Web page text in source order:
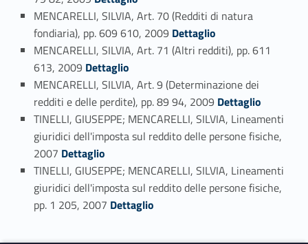
MENCARELLI, SILVIA, Art. 70 (Redditi di natura
fondiaria), pp. 609 610, 2009 Link identifier #identifier_person_173356-88
Dettaglio
MENCARELLI, SILVIA, Art. 71 (Altri redditi), pp. 611
613, 2009 Link identifier #identifier_person_167346-89
Dettaglio
MENCARELLI, SILVIA, Art. 9 (Determinazione dei
redditi e delle perdite), pp. 89 94, 2009 Link identifier #identifier_person_98732-90
Dettaglio
TINELLI, GIUSEPPE; MENCARELLI, SILVIA, Lineamenti
giuridici dell'imposta sul reddito delle persone fisiche,
2007 Link identifier #identifier_person_90205-91
Dettaglio
TINELLI, GIUSEPPE; MENCARELLI, SILVIA, Lineamenti
giuridici dell'imposta sul reddito delle persone fisiche,
pp. 1 205, 2007 Link identifier #identifier_person_109674-92
Dettaglio